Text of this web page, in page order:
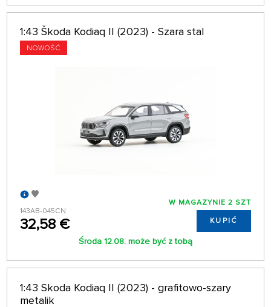
1:43 Škoda Kodiaq II (2023) - Szara stal
NOWOŚĆ
143AB-045CN
32,58 €
W MAGAZYNIE 2 SZT
KUPIĆ
Środa 12.08. może być z tobą
1:43 Skoda Kodiaq II (2023) - grafitowo-szary
metalik